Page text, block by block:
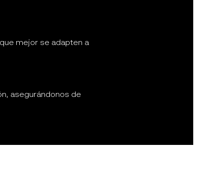
mejor se adapten a
asegurándonos de